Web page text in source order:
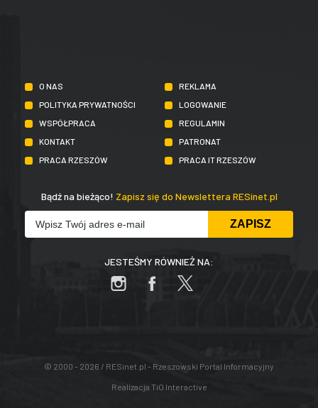
O NAS
REKLAMA
POLITYKA PRYWATNOŚCI
LOGOWANIE
WSPÓŁPRACA
REGULAMIN
KONTAKT
PATRONAT
PRACA RZESZÓW
PRACA IT RZESZÓW
Bądź na bieżąco! Zapisz się do Newslettera RESinet.pl
JESTEŚMY RÓWNIEŻ NA:
© 2000 - 2026 / RESinet.pl - Rzeszowski Portal Informacyjny
Realizacja TiO Interactive